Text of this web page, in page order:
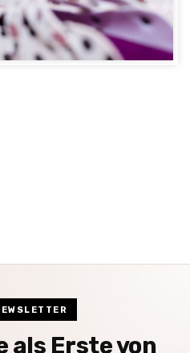
als Erste von